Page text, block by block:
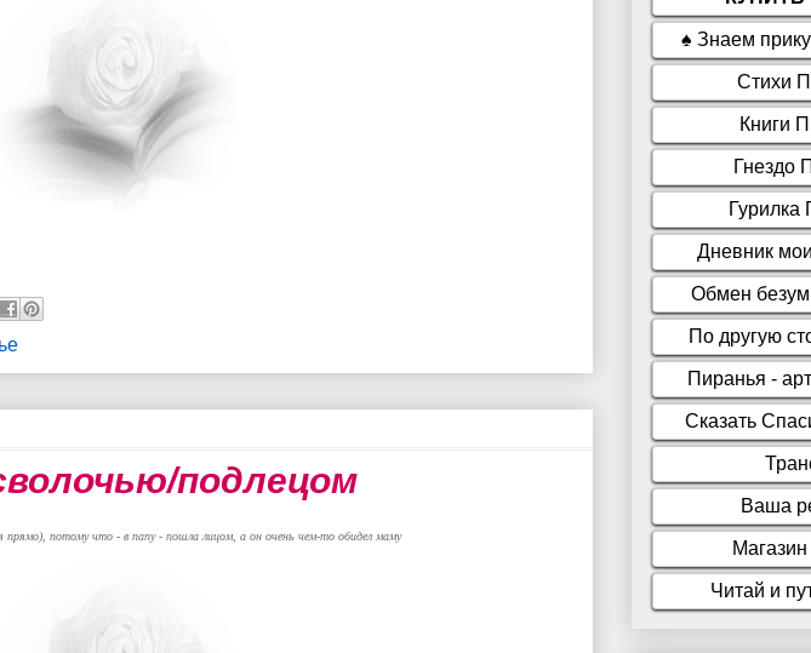
подлецом
прямо), потому что - в папу - пошла лицом, а он очень чем-то обидел маму